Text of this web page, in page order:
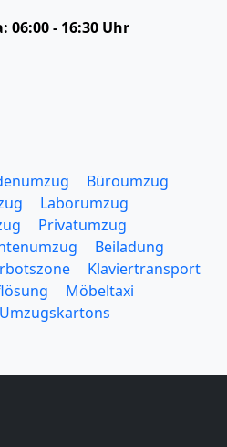
06:00 - 16:30 Uhr
Büroumzug
Laborumzug
Privatumzug
Beiladung
Klaviertransport
Möbeltaxi
Umzugskartons